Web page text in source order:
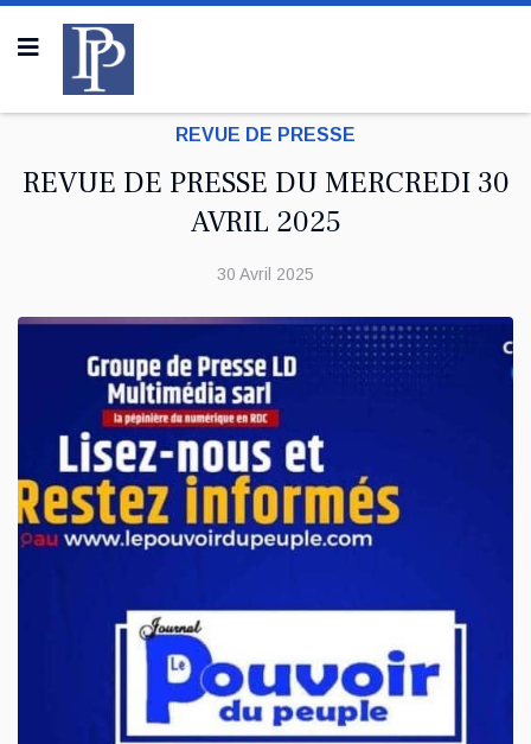
REVUE DE PRESSE
REVUE DE PRESSE DU MERCREDI 30
AVRIL 2025
30 Avril 2025